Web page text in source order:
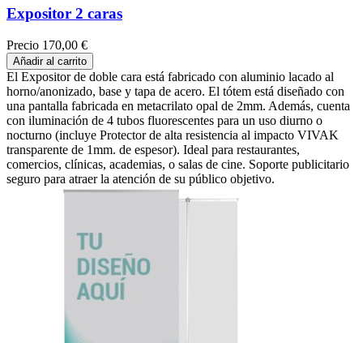
Expositor 2 caras
Precio 170,00 €
Añadir al carrito
El Expositor de doble cara está fabricado con aluminio lacado al
horno/anonizado, base y tapa de acero. El tótem está diseñado con
una pantalla fabricada en metacrilato opal de 2mm. Además, cuenta
con iluminación de 4 tubos fluorescentes para un uso diurno o
nocturno (incluye Protector de alta resistencia al impacto VIVAK
transparente de 1mm. de espesor). Ideal para restaurantes,
comercios, clínicas, academias, o salas de cine. Soporte publicitario
seguro para atraer la atención de su público objetivo.